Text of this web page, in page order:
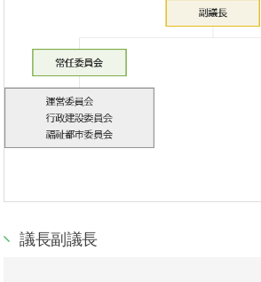
議長副議長